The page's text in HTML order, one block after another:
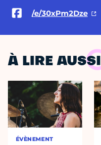
/e/30xPm2Dze
À LIRE AUSSI
ÉVÈNEMENT